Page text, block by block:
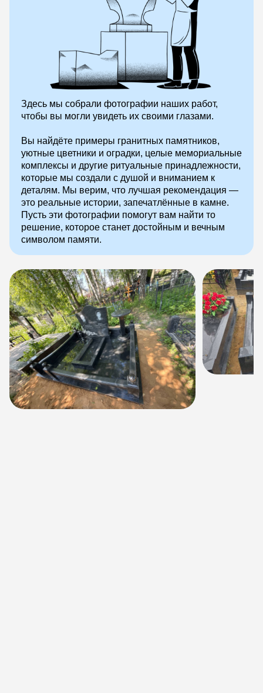
Здесь мы собрали фотографии наших работ,
чтобы вы могли увидеть их своими глазами.
Вы найдёте примеры гранитных памятников,
уютные цветники и оградки, целые мемориальные
комплексы и другие ритуальные принадлежности,
которые мы создали с душой и вниманием к
деталям. Мы верим, что лучшая рекомендация —
это реальные истории, запечатлённые в камне.
Пусть эти фотографии помогут вам найти то
решение, которое станет достойным и вечным
символом памяти.